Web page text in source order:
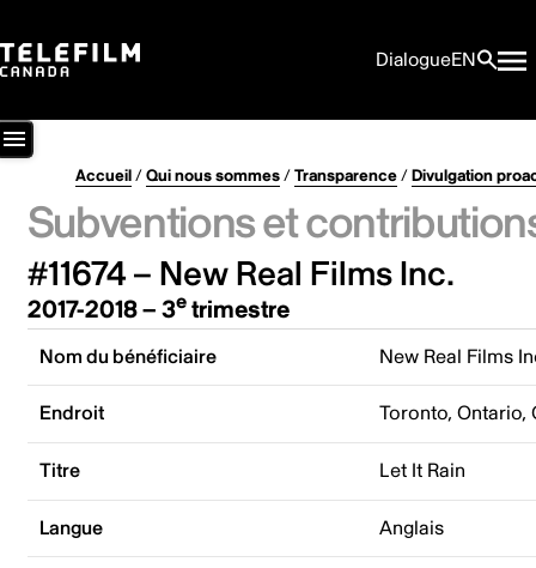
DialogueEN
Accueil/Qui nous sommes/Transparence/Divulgation
Subventions et
#11674 – New Real Films Inc.
2017-2018 – 3etrimestre
Nom du bénéficiaire New Real Films
Endroit Toronto, Ontario,
Titre Let It Rain
Langue Anglais